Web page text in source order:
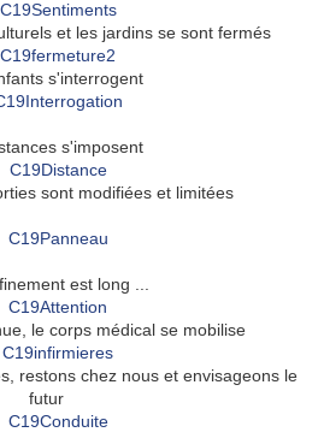
et les jardins se sont fermés
s'interrogent
s'imposent
modifiées et limitées
est long ...
le corps médical se mobilise
restons chez nous et envisageons le
futur